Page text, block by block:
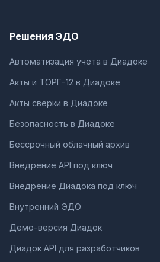
Решения ЭДО
Автоматизация учета в Диадоке
Акты и ТОРГ-12 в Диадоке
Акты сверки в Диадоке
Безопасность в Диадоке
Бессрочный облачный архив
Внедрение API под ключ
Внедрение Диадока под ключ
Внутренний ЭДО
Демо-версия Диадок
Диадок API для разработчиков